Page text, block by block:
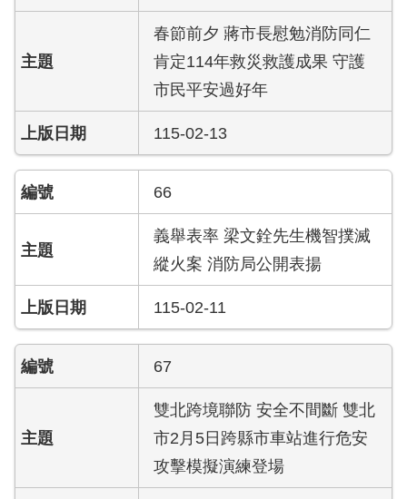
音
專
檔
案
應
用
榮
譽
榜
聯
絡
資
訊
相
春節前夕 蔣市長慰勉消防同仁
肯定114年救災救護成果 守護
市民平安過好年
115-02-13
66
義舉表率 梁文銓先生機智撲滅
縱火案 消防局公開表揚
115-02-11
67
雙北跨境聯防 安全不間斷 雙北
市2月5日跨縣市車站進行危安
攻擊模擬演練登場